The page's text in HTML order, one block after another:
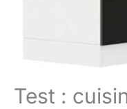
Test :